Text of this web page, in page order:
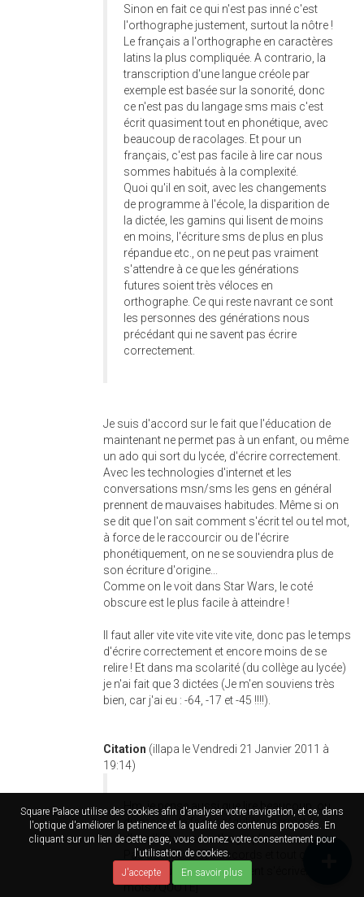
Square Palace utilise des cookies afin d'analyser votre navigation, et ce, dans
l'optique d'améliorer la petinence et la qualité des contenus proposés. En
cliquant sur un lien de cette page, vous donnez votre consentement pour
l'utilisation de cookies.
J'accepte
En savoir plus
Sinon en fait ce qui n'est pas inné c'est
l'orthographe justement, surtout la nôtre !
Le français a l'orthographe en caractères
latins la plus compliquée. A contrario, la
transcription d'une langue créole par
exemple est basée sur la sonorité, donc
ce n'est pas du langage sms mais c'est
écrit quasiment tout en phonétique, avec
beaucoup de racolages. Et pour un
français, c'est pas facile à lire car nous
sommes habitués à la complexité.
Quoi qu'il en soit, avec les changements
de programme à l'école, la disparition de
la dictée, les gamins qui lisent de moins
en moins, l'écriture sms de plus en plus
répandue etc., on ne peut pas vraiment
s'attendre à ce que les générations
futures soient très véloces en
orthographe. Ce qui reste navrant ce sont
les personnes des générations nous
précédant qui ne savent pas écrire
correctement.
Je suis d'accord sur le fait que l'éducation de
maintenant ne permet pas à un enfant, ou même
un ado qui sort du lycée, d'écrire correctement.
Avec les technologies d'internet et les
conversations msn/sms les gens en général
prennent de mauvaises habitudes. Même si on
se dit que l'on sait comment s'écrit tel ou tel mot,
à force de le raccourcir ou de l'écrire
phonétiquement, on ne se souviendra plus de
son écriture d'origine...
Comme on le voit dans Star Wars, le coté
obscure est le plus facile à atteindre !
Il faut aller vite vite vite vite vite, donc pas le temps
d'écrire correctement et encore moins de se
relire ! Et dans ma scolarité (du collège au lycée)
je n'ai fait que 3 dictées (Je m'en souviens très
bien, car j'ai eu : -64, -17 et -45 !!!!).
Citation (illapa le Vendredi 21 Janvier 2011 à
19:14)
Hm, je pense aussi que lire beaucoup, ou
du moins de façon régulière, permet
d'améliorer son orthographe.
Pas au niveau des accords et tout ça,
mais pour savoir comment s'écrivent les
mots./QUOTE]